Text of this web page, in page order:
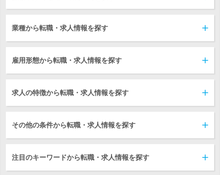
業種から転職・求人情報を探す
雇用形態から転職・求人情報を探す
求人の特徴から転職・求人情報を探す
その他の条件から転職・求人情報を探す
注目のキーワードから転職・求人情報を探す